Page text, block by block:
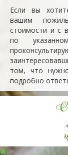
Если вы
вашим
стоимости и с
по
том, что
подробно